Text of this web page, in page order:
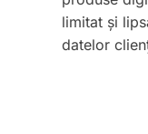
limitat și
datelor